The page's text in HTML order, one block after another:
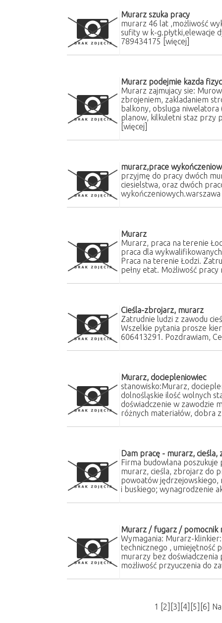
Murarz szuka pracy
murarz 46 lat ,możliwość
sufity w k-g.płytki,elewacje
789434175
[więcej]
Murarz podejmie kazda
Murarz zajmujacy sie:
zbrojeniem, zakladaniem
balkony, obsluga
planow, kilkuletni staz przy
[więcej]
murarz,prace
przyjmę do pracy dwóch
ciesielstwa, oraz dwóch
Murarz
Murarz, praca na terenie
praca dla
Praca na terenie Łodzi.
pełny etat. Możliwość
Cieśla-zbrojarz, murarz
Zatrudnie ludzi z zawodu
Wszelkie pytania prosze
606413291. Pozdrawiam,
Murarz, dociepleniowiec
stanowisko:Murarz,
dolnośląskie ilość wolnych
doświadczenie w zawodzie
różnych materiałów, dobra
Dam pracę - murarz, cieśla,
Firma budowlana
murarz, cieśla, zbrojarz do
powoatów jędrzejowskiego,
i buskiego; wynagrodzenie
Murarz / fugarz / pomocnik
Wymagania: Murarz-
technicznego , umiejętność
murarzy bez
możliwość przyuczenia do
1 [2 3 ][4 5 ][6